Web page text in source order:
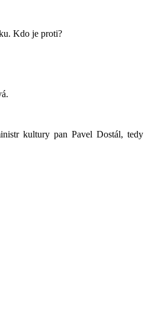
Kdo je proti?
kultury pan Pavel Dostál, tedy